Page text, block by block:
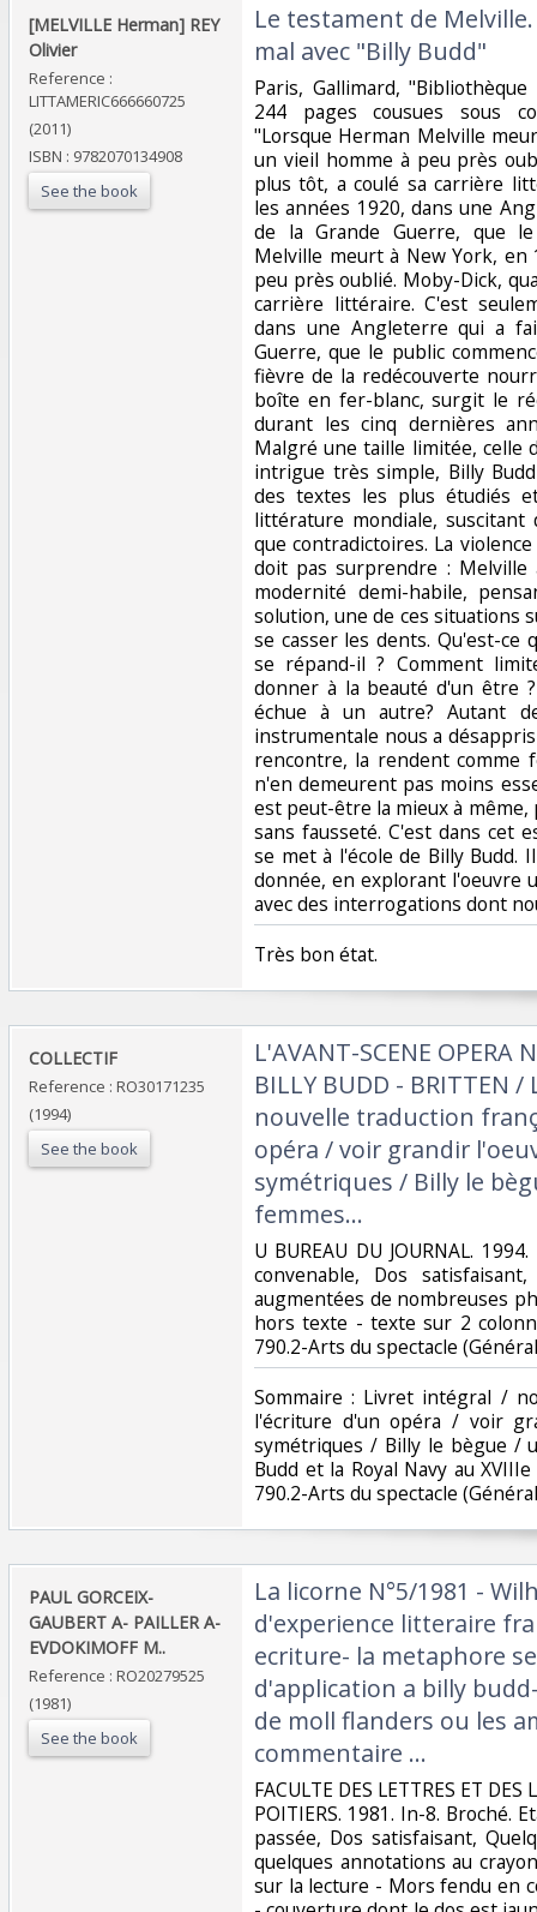
‎[MELVILLE Herman] REY
Olivier‎
Reference :
LITTAMERIC666660725
(2011)
ISBN : 9782070134908
See the book
‎Le testament de
mal avec "Billy Budd"‎
‎Paris, Gallimard,
244 pages cousues sous
"Lorsque Herman Melville
un vieil homme à peu près
plus tôt, a coulé sa carrière
les années 1920, dans une
de la Grande Guerre, que
Melville meurt à New York,
peu près oublié. Moby-Dick,
carrière littéraire. C'est
dans une Angleterre qui a
Guerre, que le public
fièvre de la redécouverte
boîte en fer-blanc, surgit le
durant les cinq dernières
Malgré une taille limitée, celle
intrigue très simple, Billy
des textes les plus étudiés
littérature mondiale, suscitant
que contradictoires. La
doit pas surprendre :
modernité demi-habile,
solution, une de ces situations
se casser les dents. Qu'est-ce
se répand-il ? Comment
donner à la beauté d'un être
échue à un autre? Autant
instrumentale nous a
rencontre, la rendent comme
n'en demeurent pas moins
est peut-être la mieux à
sans fausseté. C'est dans cet
se met à l'école de Billy Budd.
donnée, en explorant l'oeuvre
avec des interrogations dont
‎Très bon état.‎
‎COLLECTIF‎
Reference : RO30171235
(1994)
See the book
‎L'AVANT-SCENE OPERA
BILLY BUDD - BRITTEN
nouvelle traduction
opéra / voir grandir
symétriques / Billy le
femmes...‎
‎U BUREAU DU JOURNAL.
convenable, Dos
augmentées de nombreuses
hors texte - texte sur 2
790.2-Arts du spectacle
‎Sommaire : Livret intégral /
l'écriture d'un opéra / voir
symétriques / Billy le bègue /
Budd et la Royal Navy au
790.2-Arts du spectacle
‎PAUL GORCEIX-
GAUBERT A- PAILLER A-
EVDOKIMOFF M..‎
Reference : RO20279525
(1981)
See the book
‎La licorne N°5/1981 -
d'experience litteraire
ecriture- la metaphore
d'application a billy
de moll flanders ou les
commentaire ...‎
‎FACULTE DES LETTRES ET DES
POITIERS. 1981. In-8. Broché.
passée, Dos satisfaisant,
quelques annotations au
sur la lecture - Mors fendu en